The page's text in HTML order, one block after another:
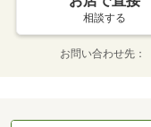
相談する
お問い合わせ先